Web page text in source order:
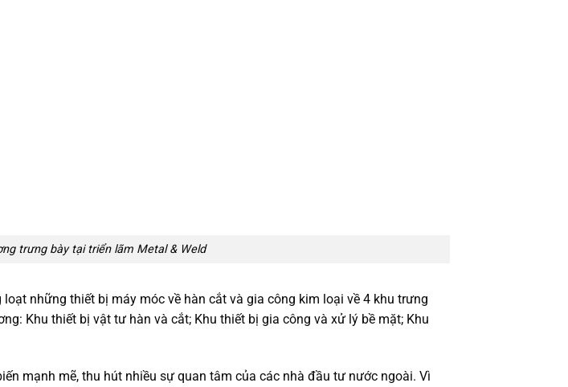
trưng bày tại triển lãm Metal & Weld
những thiết bị máy móc về hàn cắt và gia công kim loại về 4 khu trưng
Khu thiết bị vật tư hàn và cắt; Khu thiết bị gia công và xử lý bề mặt; Khu
mạnh mẽ, thu hút nhiều sự quan tâm của các nhà đầu tư nước ngoài. Vì